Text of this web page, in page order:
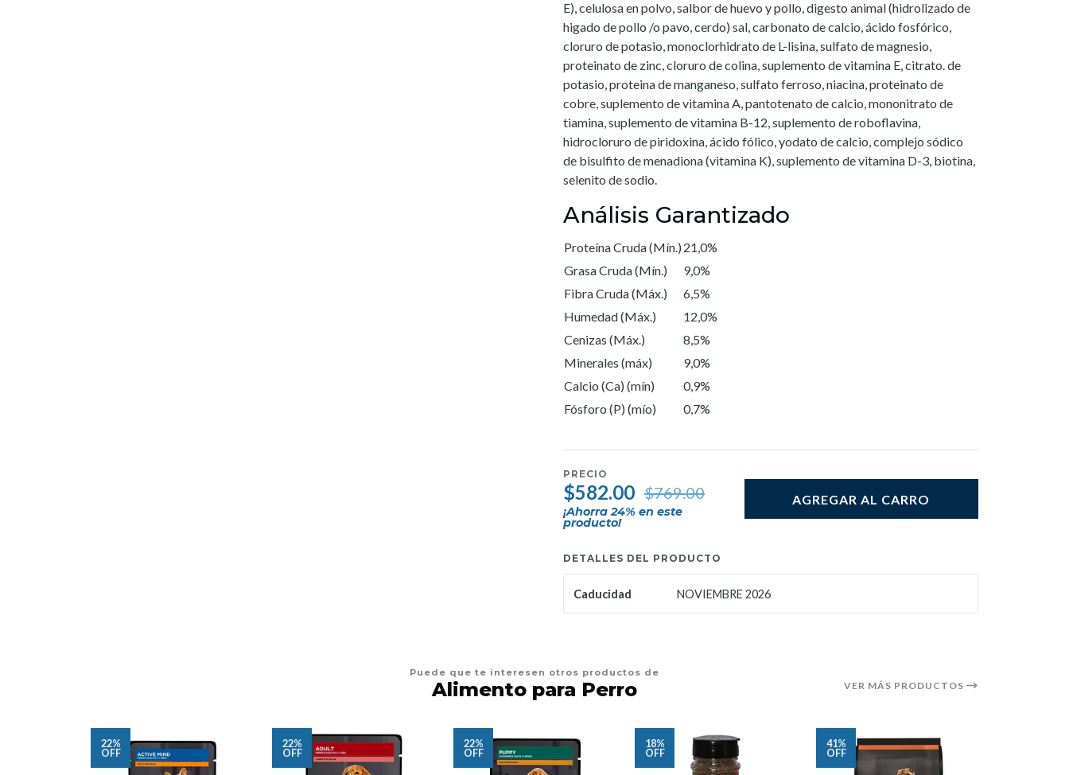
E), celulosa en polvo, salbor de huevo y pollo, digesto animal (hidrolizado de
higado de pollo /o pavo, cerdo) sal, carbonato de calcio, ácido fosfórico,
cloruro de potasio, monoclorhidrato de L-lisina, sulfato de magnesio,
proteinato de zinc, cloruro de colina, suplemento de vitamina E, citrato. de
potasio, proteina de manganeso, sulfato ferroso, niacina, proteinato de
cobre, suplemento de vitamina A, pantotenato de calcio, mononitrato de
tiamina, suplemento de vitamina B-12, suplemento de roboflavina,
hidrocloruro de piridoxina, ácido fólico, yodato de calcio, complejo sódico
de bisulfito de menadiona (vitamina K), suplemento de vitamina D-3, biotina,
selenito de sodio.
Análisis Garantizado
Proteína Cruda (Mín.) 21,0%
Grasa Cruda (Mín.)
9,0%
Fibra Cruda (Máx.)
6,5%
Humedad (Máx.)
12,0%
Cenizas (Máx.)
8,5%
Minerales (máx)
9,0%
Calcio (Ca) (mín)
0,9%
Fósforo (P) (mío)
0,7%
PRECIO
$582.00 $769.00
¡Ahorra24% en este
producto!
AGREGAR AL CARRO
DETALLES DEL PRODUCTO
Caducidad NOVIEMBRE 2026
Puede que te interesen otros productos de
Alimento para Perro VER MÁS PRODUCTOS
22%
OFF
22%
OFF
22%
OFF
18%
OFF
41%
OFF